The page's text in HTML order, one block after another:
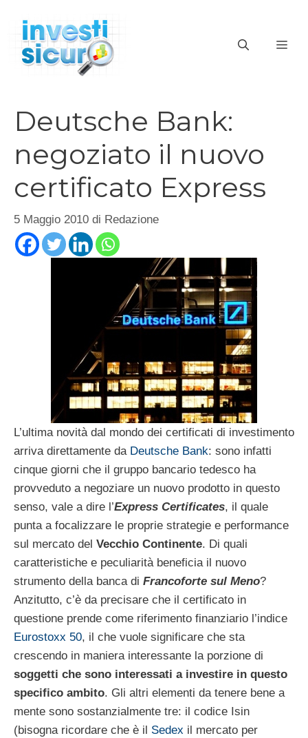
contenuto
Deutsche Bank:
negoziato il nuovo
certificato Express
5 Maggio 2010 di Redazione
L’ultima novità dal mondo dei certificati di investimento
arriva direttamente da Deutsche Bank: sono infatti
cinque giorni che il gruppo bancario tedesco ha
provveduto a negoziare un nuovo prodotto in questo
senso, vale a dire l’Express Certificates, il quale
punta a focalizzare le proprie strategie e performance
sul mercato del Vecchio Continente. Di quali
caratteristiche e peculiarità beneficia il nuovo
strumento della banca di Francoforte sul Meno?
Anzitutto, c’è da precisare che il certificato in
questione prende come riferimento finanziario l’indice
Eurostoxx 50, il che vuole significare che sta
crescendo in maniera interessante la porzione di
soggetti che sono interessati a investire in questo
specifico ambito. Gli altri elementi da tenere bene a
mente sono sostanzialmente tre: il codice Isin
(bisogna ricordare che è il Sedex il mercato per